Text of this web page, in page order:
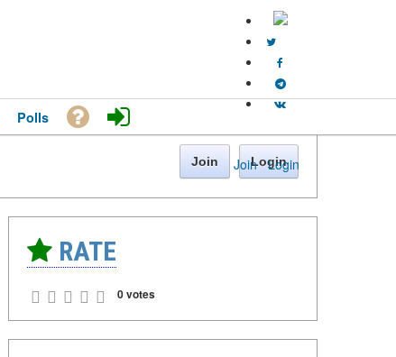
Join · Login
Polls
Join Login
RATE
0 votes